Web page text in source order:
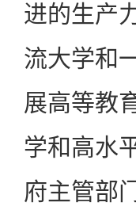
进的生产
流大学和
展高等教
学和高水
府主管部